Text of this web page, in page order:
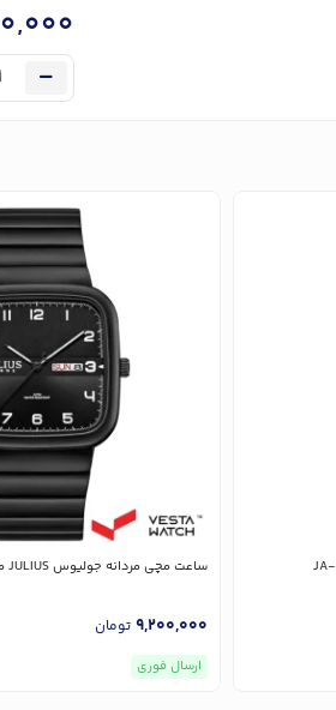
ساعت مچی مردانه جولیوس JULIUS مدل JAH-141D
9,200,000 تومان
ارسال فوری